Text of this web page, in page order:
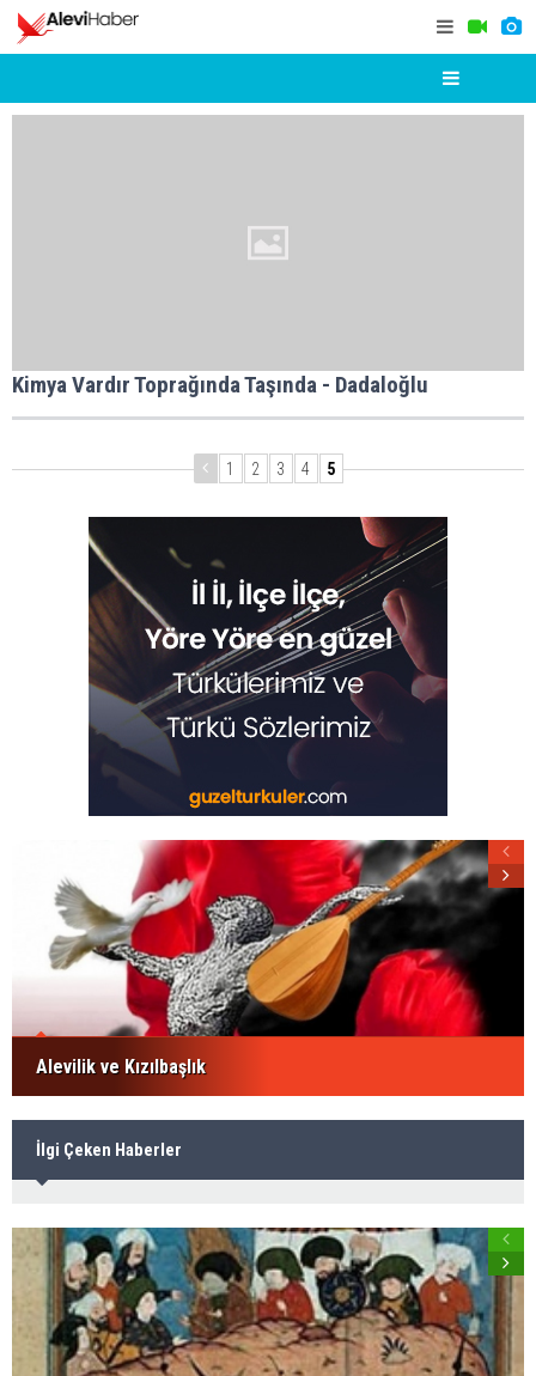
Kimya Vardır Toprağında Taşında - Dadaloğlu
1 2 3 4 5
Alevilik ve Kızılbaşlık
İlgi Çeken Haberler